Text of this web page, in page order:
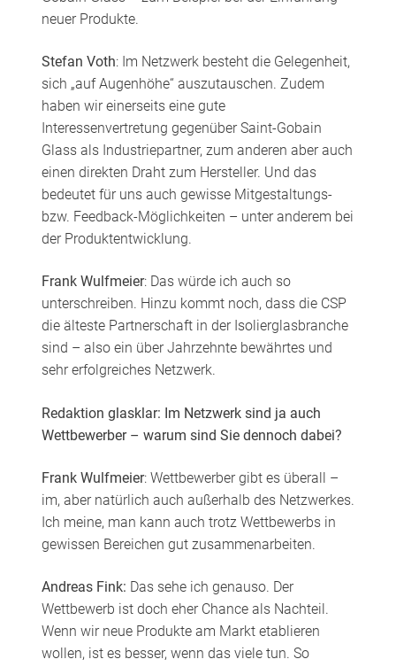
neuer Produkte.
Stefan Voth: Im Netzwerk besteht die Gelegenheit,
sich „auf Augenhöhe“ auszutauschen. Zudem
haben wir einerseits eine gute
Interessenvertretung gegenüber Saint-Gobain
Glass als Industriepartner, zum anderen aber auch
einen direkten Draht zum Hersteller. Und das
bedeutet für uns auch gewisse Mitgestaltungs-
bzw. Feedback-Möglichkeiten – unter anderem bei
der Produktentwicklung.
Frank Wulfmeier: Das würde ich auch so
unterschreiben. Hinzu kommt noch, dass die CSP
die älteste Partnerschaft in der Isolierglasbranche
sind – also ein über Jahrzehnte bewährtes und
sehr erfolgreiches Netzwerk.
Redaktion glasklar: Im Netzwerk sind ja auch
Wettbewerber – warum sind Sie dennoch dabei?
Frank Wulfmeier: Wettbewerber gibt es überall –
im, aber natürlich auch außerhalb des Netzwerkes.
Ich meine, man kann auch trotz Wettbewerbs in
gewissen Bereichen gut zusammenarbeiten.
Andreas Fink: Das sehe ich genauso. Der
Wettbewerb ist doch eher Chance als Nachteil.
Wenn wir neue Produkte am Markt etablieren
wollen, ist es besser, wenn das viele tun. So